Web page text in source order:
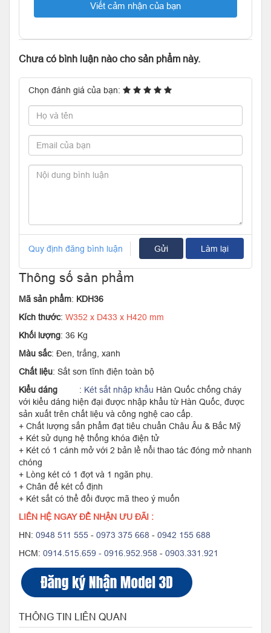
Viết cảm nhận của bạn
Chưa có bình luận nào cho sản phẩm này.
Chọn đánh giá của bạn:
Quy định đăng bình luận Gửi Làm lại
Thông số sản phẩm
Mã sản phẩm: KDH36
Kích thước: W352 x D433 x H420 mm
Khối lượng: 36 Kg
Màu sắc: Đen, trắng, xanh
Chất liệu: Sắt sơn tĩnh điện toàn bộ
Kiểu dáng
: Két sắt nhập khẩu Hàn Quốc chống cháy
với kiểu dáng hiện đại được nhập khẩu từ Hàn Quốc, được
sản xuất trên chất liệu và công nghệ cao cấp.
+ Chất lượng sắn phẩm đạt tiêu chuẩn Châu Âu & Bắc Mỹ
+ Két sử dụng hệ thống khóa điện tử
+ Két có 1 cánh mở với 2 bản lề nổi thao tác đóng mở nhanh
chóng
+ Lòng két có 1 đợt và 1 ngăn phụ.
+ Chân đế két cố định
+ Két sắt có thể đổi được mã theo ý muốn
LIÊN HỆ NGAY ĐỂ NHẬN ƯU ĐÃI :
HN: 0948 511 555 - 0973 375 668 - 0942 155 688
HCM: 0914.515.659 - 0916.952.958 - 0903.331.921
THÔNG TIN LIÊN QUAN